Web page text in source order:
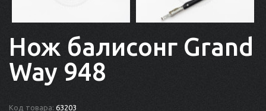
Нож балисонг Grand
Way 948
Код товара: 63203